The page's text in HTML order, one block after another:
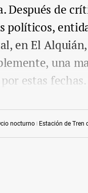
nocturno Estación de Tren
Después de
políticos,
en El
una
estas fechas.